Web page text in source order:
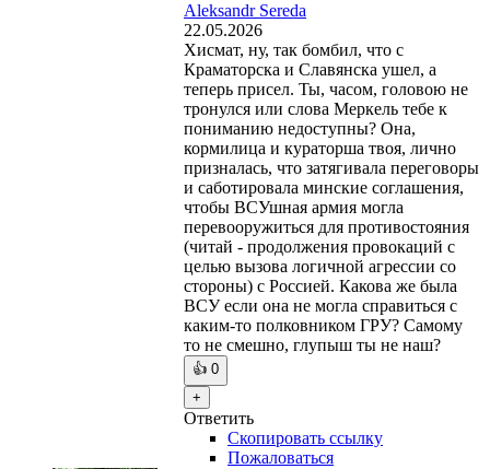
Aleksandr Sereda
22.05.2026
Хисмат, ну, так бомбил, что с
Краматорска и Славянска ушел, а
теперь присел. Ты, часом, головою не
тронулся или слова Меркель тебе к
пониманию недоступны? Она,
кормилица и кураторша твоя, лично
призналась, что затягивала переговоры
и саботировала минские соглашения,
чтобы ВСУшная армия могла
перевооружиться для противостояния
(читай - продолжения провокаций с
целью вызова логичной агрессии со
стороны) с Россией. Какова же была
ВСУ если она не могла справиться с
каким-то полковником ГРУ? Самому
то не смешно, глупыш ты не наш?
👍 0
+
Ответить
Скопировать ссылку
Пожаловаться